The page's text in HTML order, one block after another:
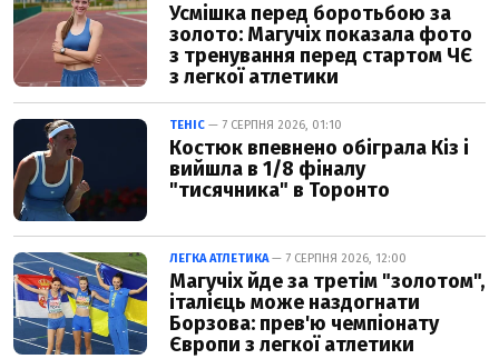
Усмішка перед боротьбою за
золото: Магучіх показала фото
з тренування перед стартом ЧЄ
з легкої атлетики
ТЕНІС — 7 СЕРПНЯ 2026, 01:10
Костюк впевнено обіграла Кіз і
вийшла в 1/8 фіналу
"тисячника" в Торонто
ЛЕГКА АТЛЕТИКА— 7 СЕРПНЯ 2026, 12:00
Магучіх йде за третім "золотом",
італієць може наздогнати
Борзова: прев'ю чемпіонату
Європи з легкої атлетики